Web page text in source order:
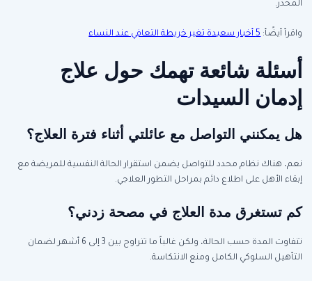
المخدر.
واقرأ أيضًأ:5 أخبار سعيدة تغير خريطة التعافي عند النساء
أسئلة شائعة تهمك حول علاج
إدمان السيدات
هل يمكنني التواصل مع عائلتي أثناء فترة العلاج؟
نعم، هناك نظام محدد للتواصل يضمن استقرار الحالة النفسية للمريضة مع
إبقاء الأهل على اطلاع دائم بمراحل التطور العلاجي.
كم تستغرق مدة العلاج في مصحة زدني؟
تتفاوت المدة حسب الحالة، ولكن غالباً ما تتراوح بين 3 إلى 6 أشهر لضمان
التأهيل السلوكي الكامل ومنع الانتكاسة.